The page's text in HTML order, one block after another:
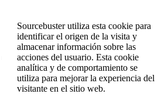
Sourcebuster utiliza esta cookie para
identificar el origen de la visita y
almacenar información sobre las
acciones del usuario. Esta cookie
analítica y de comportamiento se
utiliza para mejorar la experiencia del
visitante en el sitio web.